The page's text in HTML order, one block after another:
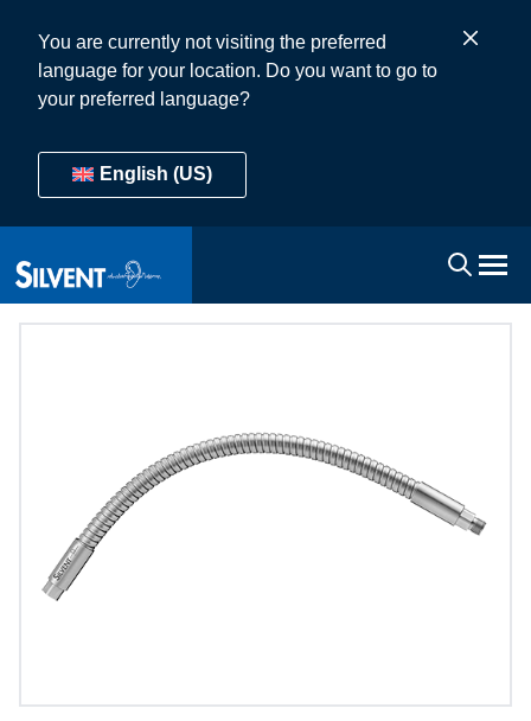
You are currently not visiting the preferred
language for your location. Do you want to go to
your preferred language?
English (US)